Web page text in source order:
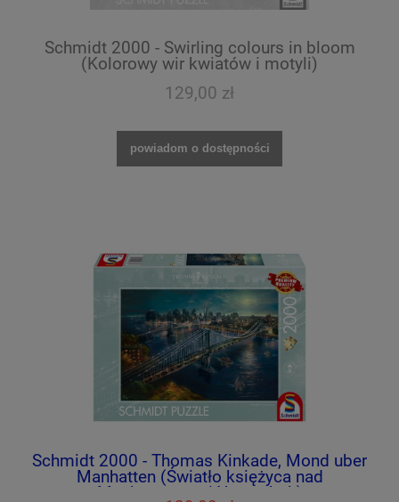
Schmidt 2000 - Swirling colours in bloom
(Kolorowy wir kwiatów i motyli)
129,00 zł
powiadom o dostępności
Schmidt 2000 - Thomas Kinkade, Mond uber
Manhatten (Światło księżyca nad
Manhattanem / Nowy Jork)